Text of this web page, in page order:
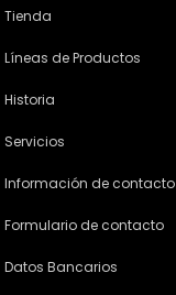
Tienda
Líneas de Productos
Historia
Servicios
Información de contacto
Formulario de contacto
Datos Bancarios